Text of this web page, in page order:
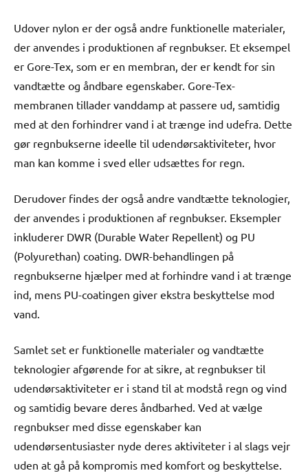
Udover nylon er der også andre funktionelle materialer,
der anvendes i produktionen af regnbukser. Et eksempel
er Gore-Tex, som er en membran, der er kendt for sin
vandtætte og åndbare egenskaber. Gore-Tex-
membranen tillader vanddamp at passere ud, samtidig
med at den forhindrer vand i at trænge ind udefra. Dette
gør regnbukserne ideelle til udendørsaktiviteter, hvor
man kan komme i sved eller udsættes for regn.
Derudover findes der også andre vandtætte teknologier,
der anvendes i produktionen af regnbukser. Eksempler
inkluderer DWR (Durable Water Repellent) og PU
(Polyurethan) coating. DWR-behandlingen på
regnbukserne hjælper med at forhindre vand i at trænge
ind, mens PU-coatingen giver ekstra beskyttelse mod
vand.
Samlet set er funktionelle materialer og vandtætte
teknologier afgørende for at sikre, at regnbukser til
udendørsaktiviteter er i stand til at modstå regn og vind
og samtidig bevare deres åndbarhed. Ved at vælge
regnbukser med disse egenskaber kan
udendørsentusiaster nyde deres aktiviteter i al slags vejr
uden at gå på kompromis med komfort og beskyttelse.